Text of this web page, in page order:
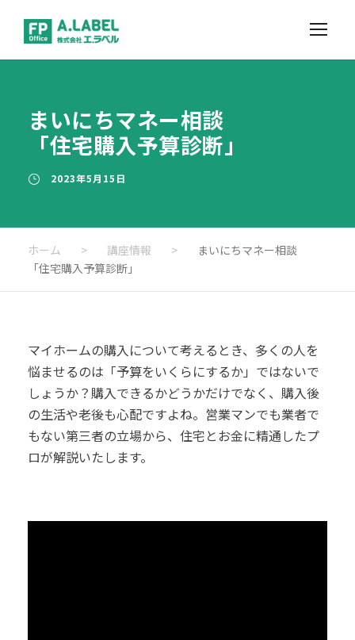
まいにちマネー相談
「住宅購入予算診断」
2023年5月15日
ホーム > 講座情報 >
まいにちマネー相談
「住宅購入予算診断」
マイホームの購入について考えるとき、多くの人を
悩ませるのは「予算をいくらにするか」ではないで
しょうか？購入できるかどうかだけでなく、購入後
の生活や老後も心配ですよね。営業マンでも業者で
もない第三者の立場から、住宅とお金に精通したプ
ロが解説いたします。